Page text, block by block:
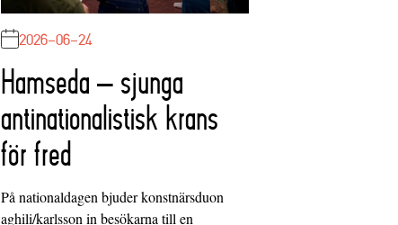
2026-06-24
Hamseda – sjunga
antinationalistisk krans
för fred
På nationaldagen bjuder konstnärsduon
aghili/karlsson in besökarna till en